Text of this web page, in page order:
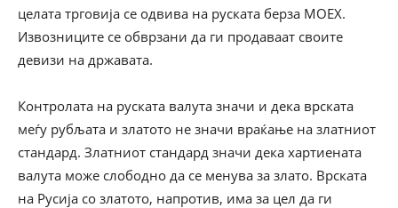
целата трговија се одвива на руската берза MOEX.
Извозниците се обврзани да ги продаваат своите
девизи на државата.
Контролата на руската валута значи и дека врската
меѓу рубљата и златото не значи враќање на златниот
стандард. Златниот стандард значи дека хартиената
валута може слободно да се менува за злато. Врската
на Русија со златото, напротив, има за цел да ги